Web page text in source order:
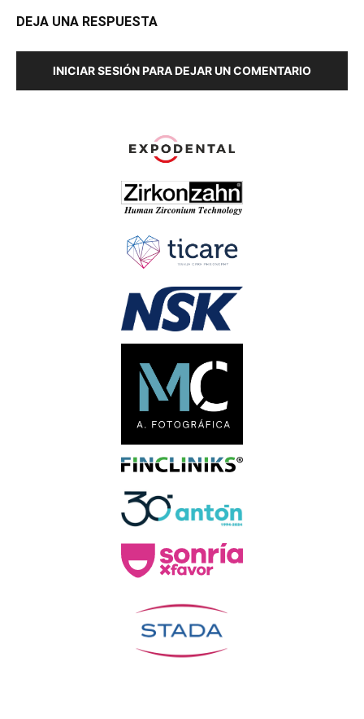
DEJA UNA RESPUESTA
INICIAR SESIÓN PARA DEJAR UN COMENTARIO